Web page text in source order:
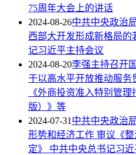
75周年大会上的讲话
2024-08-26中共中央政治
西部大开发形成新格局
记习近平主持会议
2024-08-20李强主持召开
于以高水平开放推动服务
《外商投资准入特别管
版）》等
2024-07-31中共中央政治
形势和经济工作 审议《
定》 中共中央总书记习